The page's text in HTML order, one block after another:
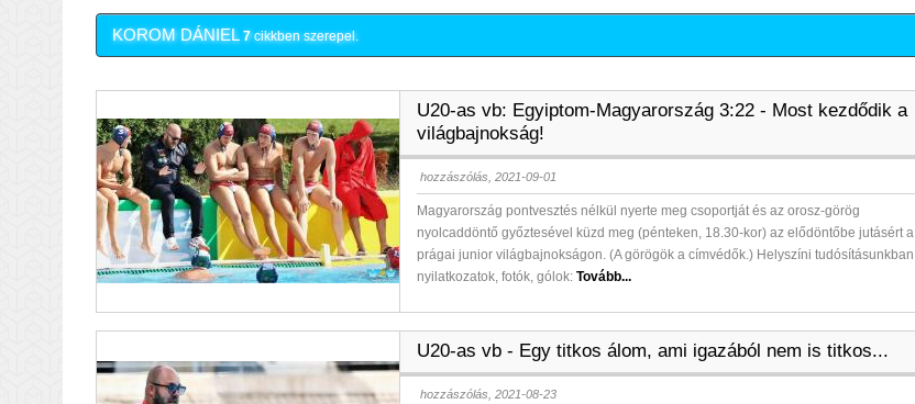
KOROM DÁNIEL 7cikkben szerepel.
U20-as vb: Egyiptom-Magyarország 3:22 - Most kezdődik a
világbajnokság!
hozzászólás, 2021-09-01
Magyarország pontvesztés nélkül nyerte meg csoportját és az orosz-görög
nyolcaddöntő győztesével küzd meg (pénteken, 18.30-kor) az elődöntőbe jutásért a
prágai junior világbajnokságon. (A görögök a címvédők.) Helyszíni tudósításunkban
nyilatkozatok, fotók, gólok:Tovább...
U20-as vb - Egy titkos álom, ami igazából nem is titkos...
hozzászólás, 2021-08-23